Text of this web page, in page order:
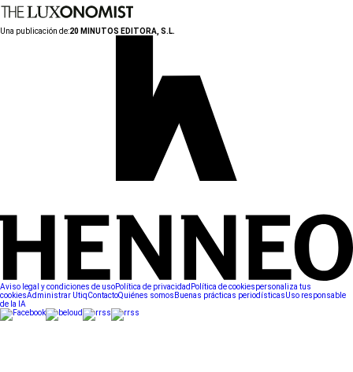
Una publicación de:20 MINUTOS EDITORA, S.L.
Aviso legal y condiciones de usoPolítica de privacidad Política de cookiespersonaliza tus
cookiesAdministrar UtiqContactoQuiénes somos Buenas prácticas periodísticasUso responsable
de la IA